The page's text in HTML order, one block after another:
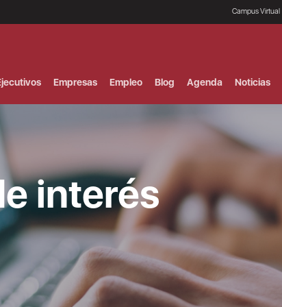
Campus Virtual
Empresas Empleo Blog Agenda Noticias
interés